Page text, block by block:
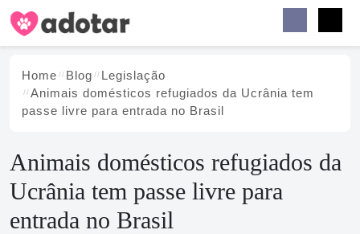
Home Blog
Legislação
Animais domésticos refugiados da Ucrânia tem
passe livre para entrada no Brasil
Animais domésticos refugiados da
Ucrânia tem passe livre para
entrada no Brasil